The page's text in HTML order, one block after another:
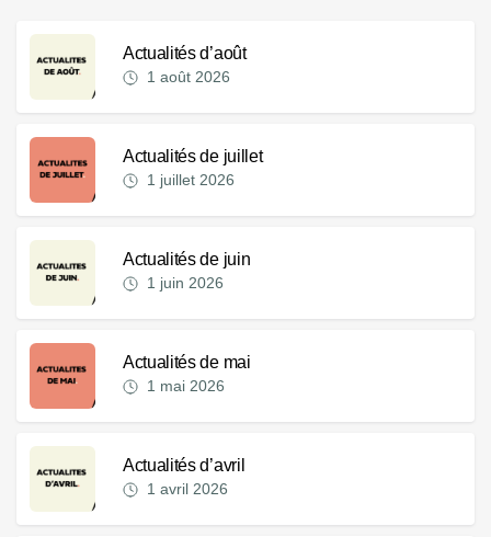
Actualités d’août
1 août 2026
Actualités de juillet
1 juillet 2026
Actualités de juin
1 juin 2026
Actualités de mai
1 mai 2026
Actualités d’avril
1 avril 2026